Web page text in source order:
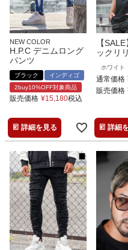
NEW COLOR
H.P.C デニムロング
パンツ
ブラック
インディゴ
2buy10%OFF対象商品
販売価格 ¥15,180税込
詳細を見る
【
ックリ
ホワイト
通常価格
販売価格
詳細